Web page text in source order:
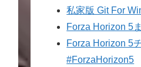
私家版 Git For
Forza Horizon 5
Forza Horizon 5
#ForzaHorizon5